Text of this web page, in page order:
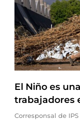
El Niño es
trabajadores
Corresponsal de IPS